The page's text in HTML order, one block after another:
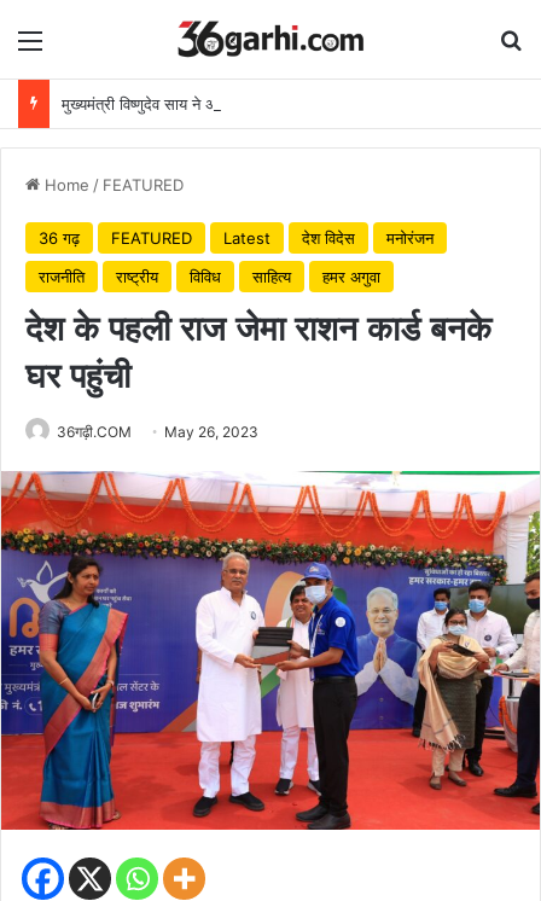
Menu
Home / FEATURED
36 गढ़ FEATURED Latest देश विदेस
मनोरंजन
राजनीति
राष्ट्रीय विविध साहित्य हमर अगुवा
देश के पहली राज जेमा राशन कार्ड बनके
घर पहुंची
36गढ़ी.COM May 26, 2023